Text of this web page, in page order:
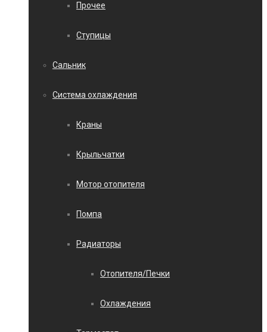
Прочее
Ступицы
Сальник
Система охлаждения
Краны
Крыльчатки
Мотор отопителя
Помпа
Радиаторы
Отопителя/Печки
Охлаждения